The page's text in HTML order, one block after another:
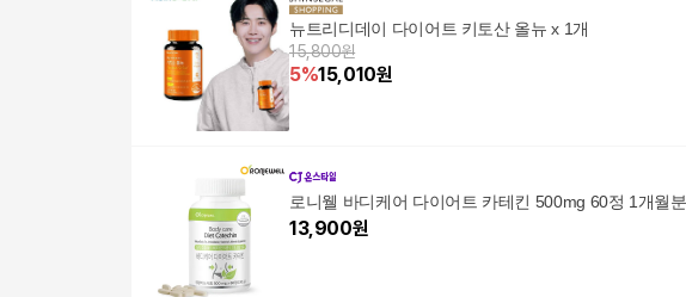
뉴트리디데이 다이어트 키토산 올뉴 x 1개
15,800원
5%15,010원
로니웰 바디케어 다이어트 카테킨 500mg 60정 1개월분
13,900원